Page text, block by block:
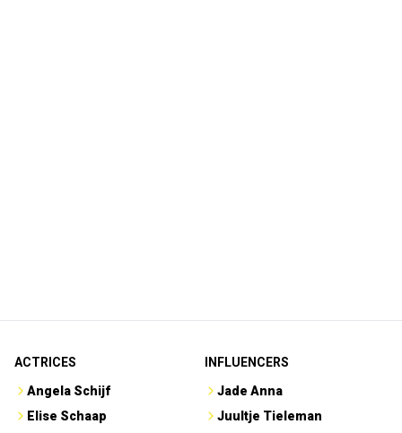
ACTRICES
Angela Schijf
Elise Schaap
INFLUENCERS
Jade Anna
Juultje Tieleman